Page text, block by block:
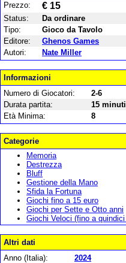
Prezzo:
€ 15
Status:
Da ordinare
Tipo:
Gioco da Tavolo
Editore:
Ghenos Games
Autori:
Nate Miller
Informazioni
Numero di Giocatori:
2-6
Durata partita:
15 minuti
Età Minima:
8
Categorie
Memoria
Destrezza
Bluff
Gestione della Mano
Sfida la Fortuna
Giochi fino a 15 euro
Giochi per Sette e Otto anni
Giochi Veloci (fino a
Altri dati
Anno (Italia):
2024